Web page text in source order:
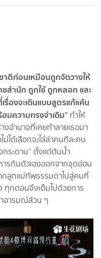
าติก่อนเหมือนถูกจัดวางให้
สำนัก ถูกใช้ ถูกหลอก และ
รื่องจะเดินแบบสูตรแก้แค้น
มความทรงจำเดิม” ทำให้
งอำนาจที่เคยทำลายเธอมา
ได้เลือกจะไล่ล่าคนทีละคน
ระดาน” ตั้งแต่ต้นน้ำ
ารกันตัวเองออกจากจุดอ่อน
กลูกแม่ทัพธรรมดาไปสู่คนที่
ทุกตอนจึงเต็มไปด้วยการ
อารมณ์ล้วน ๆ